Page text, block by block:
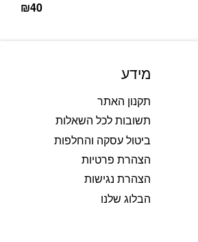
₪40
מידע
תקנון האתר
תשובות לכל השאלות
ביטול עסקה והחלפות
הצהרת פרטיות
הצהרת נגישות
הבלוג שלנו